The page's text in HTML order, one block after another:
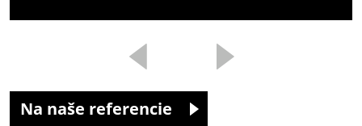
Na naše referencie